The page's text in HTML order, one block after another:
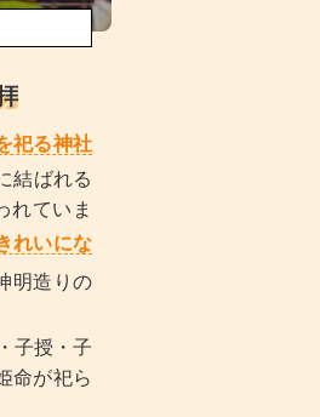
祀る神社
れていま
れいにな
明造りの
子授・子
命が祀ら